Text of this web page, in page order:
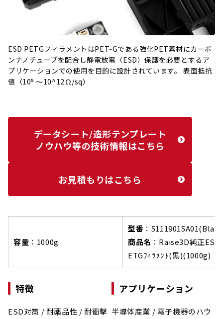
ESD PETGフィラメントはPET-Gである強化PET素材にカーボ
ンナノチューブを配合し静電放電（ESD）保護を必要とするア
プリケーションでの使用を目的に設計されています。 表面抵抗
値（10⁵ ～10^12Ω/sq）
データシート/造形テンプレート
ノウハウ等の技術情報はこちら
お見積もりはこちら
容量 ： 1000g
型番 ：
商品名 ： Raise3D純正ESD
ETGﾌｨﾗﾒﾝﾄ(黒)(1000g)
特徴
ESD対策 / 耐薬品性 / 耐衝撃
アプリケーション
半導体産業 / 電子機器のハウ